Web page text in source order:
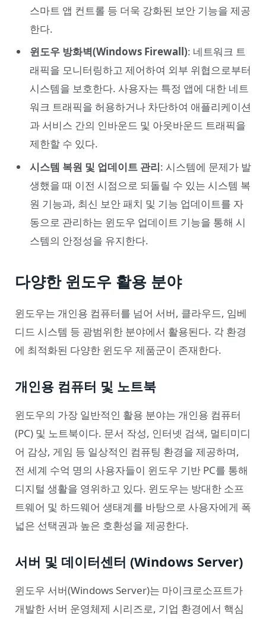
스마트 앱 컨트롤 등 더욱 강화된 보안 기능을 제공
한다.
윈도우 방화벽(Windows Firewall): 네트워크 트
래픽을 모니터링하고 제어하여 외부 위협으로부터
시스템을 보호한다. 사용자는 특정 앱에 대한 네트
워크 트래픽을 허용하거나 차단하여 애플리케이션
과 서비스 간의 인바운드 및 아웃바운드 트래픽을
제한할 수 있다.
시스템 복원 및 업데이트 관리: 시스템에 문제가 발
생했을 때 이전 시점으로 되돌릴 수 있는 시스템 복
원 기능과, 최신 보안 패치 및 기능 업데이트를 자
동으로 관리하는 윈도우 업데이트 기능을 통해 시
스템의 안정성을 유지한다.
다양한 윈도우 활용 분야
윈도우는 개인용 컴퓨터를 넘어 서버, 클라우드, 임베
디드 시스템 등 광범위한 분야에서 활용된다. 각 환경
에 최적화된 다양한 윈도우 제품군이 존재한다.
개인용 컴퓨터 및 노트북
윈도우의 가장 일반적인 활용 분야는 개인용 컴퓨터
(PC) 및 노트북이다. 문서 작성, 인터넷 검색, 멀티미디
어 감상, 게임 등 일상적인 컴퓨팅 환경을 제공하며,
전 세계 수억 명의 사용자들이 윈도우 기반 PC를 통해
디지털 생활을 영위하고 있다. 윈도우는 방대한 소프
트웨어 및 하드웨어 생태계를 바탕으로 사용자에게 폭
넓은 선택권과 높은 호환성을 제공한다.
서버 및 데이터센터 (Windows Server)
윈도우 서버(Windows Server)는 마이크로소프트가
개발한 서버 운영체제 시리즈로, 기업 환경에서 핵심